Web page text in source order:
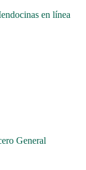
en línea
General